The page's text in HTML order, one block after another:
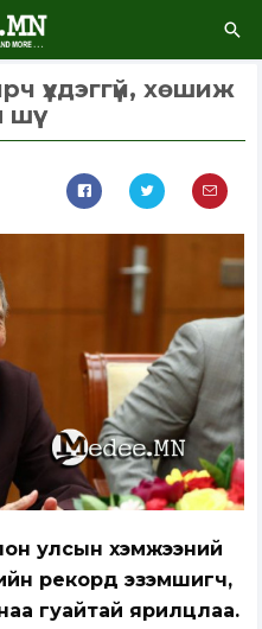
үхдэггүй, хөшиж
улсын хэмжээний
рекорд эзэмшигч,
гуайтай ярилцлаа.